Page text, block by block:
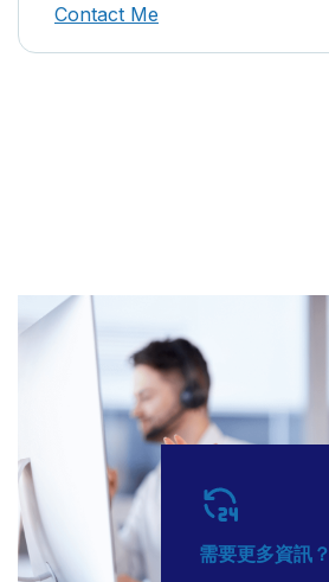
Contact Me
需要更多資訊？